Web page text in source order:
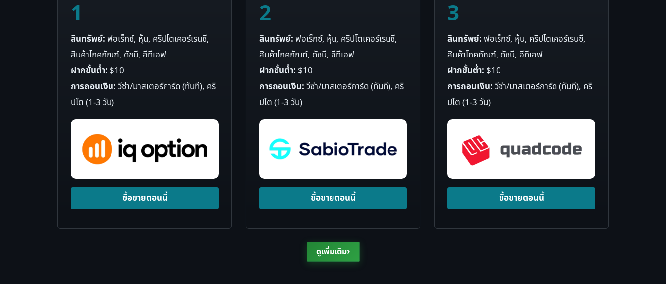
1
สินทรัพย์:ฟอเร็กซ์, หุ้น, คริปโตเคอร์เรนซี,
สินค้าโภคภัณฑ์, ดัชนี, อีทีเอฟ
ฝากขั้นต่ำ: $10
การถอนเงิน:วีซ่า/มาสเตอร์การ์ด (ทันที), คริ
ปโต (1-3 วัน)
ซื้อขายตอนนี้
2
สินทรัพย์:ฟอเร็กซ์, หุ้น, คริปโตเคอร์เรนซี,
สินค้าโภคภัณฑ์, ดัชนี, อีทีเอฟ
ฝากขั้นต่ำ: $10
การถอนเงิน:วีซ่า/มาสเตอร์การ์ด (ทันที), คริ
ปโต (1-3 วัน)
ซื้อขายตอนนี้
3
สินทรัพย์:ฟอเร็กซ์, หุ้น, คริปโตเคอร์เรนซี,
สินค้าโภคภัณฑ์, ดัชนี, อีทีเอฟ
ฝากขั้นต่ำ: $10
การถอนเงิน:วีซ่า/มาสเตอร์การ์ด (ทันที), คริ
ปโต (1-3 วัน)
ซื้อขายตอนนี้
ดูเพิ่มเติม›